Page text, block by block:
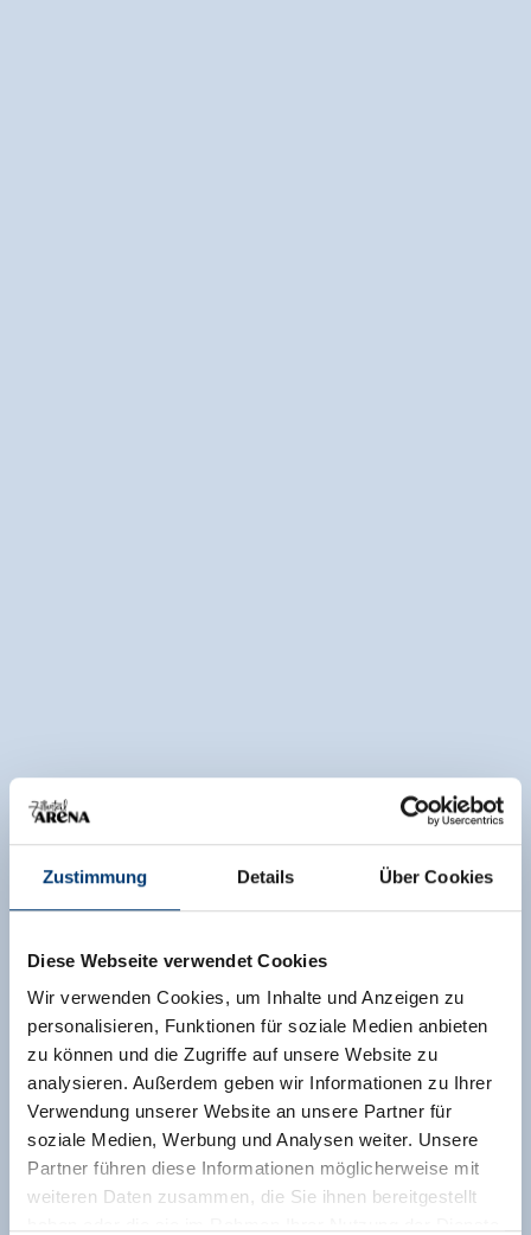
Zustimmung Details Über Cookies
Diese Webseite verwendet Cookies
Wir verwenden Cookies, um Inhalte und Anzeigen zu
personalisieren, Funktionen für soziale Medien anbieten
zu können und die Zugriffe auf unsere Website zu
analysieren. Außerdem geben wir Informationen zu Ihrer
Verwendung unserer Website an unsere Partner für
soziale Medien, Werbung und Analysen weiter. Unsere
Partner führen diese Informationen möglicherweise mit
weiteren Daten zusammen, die Sie ihnen bereitgestellt